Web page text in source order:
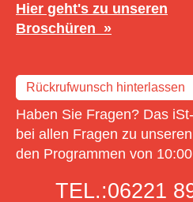
Hier geht's zu unseren
Broschüren
Rückrufwunsch hinterlassen
Haben Sie Fragen? Das
bei allen Fragen zu
den Programmen von
TEL.:06221